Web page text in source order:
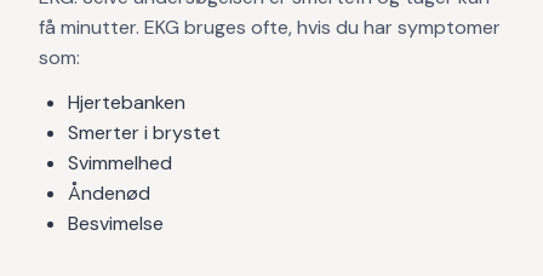
få minutter. EKG bruges ofte, hvis du har symptomer
som:
Hjertebanken
Smerter i brystet
Svimmelhed
Åndenød
Besvimelse